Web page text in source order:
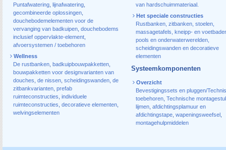
Puntafwatering lijnafwatering
gecombineerde oplossingen
douchebodemelementen voor de
vervanging van badkuipen douchebodems
inclusief oppervlakte-element
afvoersystemen / toebehoren
Wellness
De rustbanken badkuipbouwpakketten
bouwpakketten voor designvarianten van
douches de nissen scheidingswanden de
zitbankvarianten prefab
ruimteconstructies individuele
ruimteconstructies decoratieve elementen
welvingselementen
van hardschuimmateriaal.
Het speciale constructies
Rustbanken, zitbanken, stoelen,
massagetafels, kneipp- en
pools en onderwaterwerelden,
scheidingswanden en decoratieve
elementen
Systeemkomponenten
Overzicht
Bevestigingssets en pluggen/
toebehoren, Technische
lijmen, afdichtingsplamuur en
afdichtingstape, wapeningsweefsel,
montagehulpmiddelen